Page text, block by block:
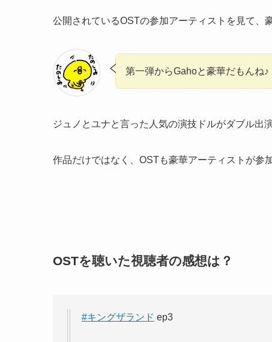
公開されているOSTの参加アーティストを見て、
第一弾からGahoと豪華だもんね♪
ジュノとユナと言った人気の演技ドルがダブル出
作品だけではなく、OSTも豪華アーティストが参
OSTを聴いた視聴者の感想は？
#キングザランド ep3